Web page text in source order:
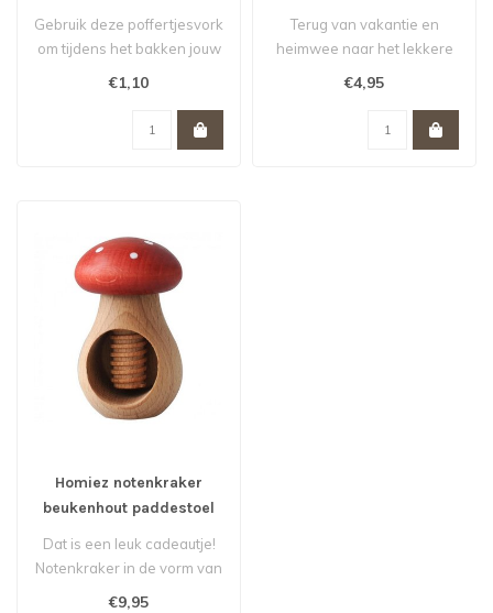
Gebruik deze poffertjesvork
om tijdens het bakken jouw
poffertjes om te draaien ..
€1,10
Terug van vakantie en
heimwee naar het lekkere
eten daar? Maak zelf
€4,95
Homiez notenkraker
beukenhout paddestoel
Dat is een leuk cadeautje!
Notenkraker in de vorm van
€9,95